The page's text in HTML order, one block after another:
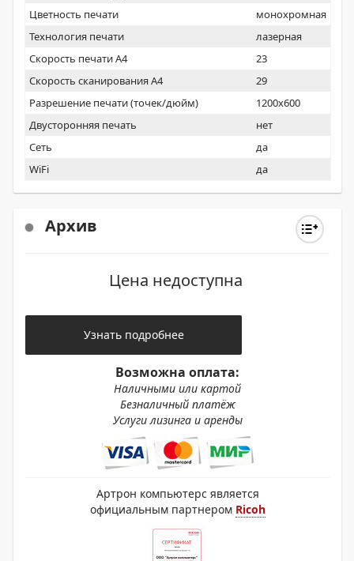
Цветность печати
монохромная
Технология печати
лазерная
Скорость печати А4
23
Скорость сканирования А4
29
Разрешение печати (точек/дюйм)
1200x600
Двусторонняя печать
нет
Сеть
да
WiFi
да
Архив
Цена недоступна
Узнать подробнее
Возможна оплата:
Наличными или картой
Безналичный платёж
Услуги лизинга и аренды
Артрон компьютерс является
официальным партнером Ricoh